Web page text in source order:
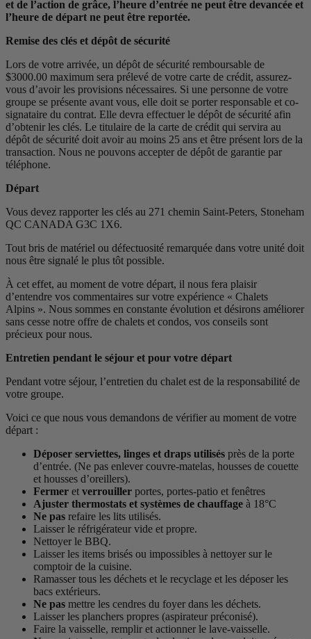
et de l’action de grâce, l’heure d’entrée ne peut être devancée et
l’heure de départ ne peut être reportée.
Remise des clés et dépôt de sécurité
Lors de votre arrivée, un dépôt de sécurité remboursable de
$3000.00 maximum sera prélevé de votre carte de crédit, assurez-
vous d’avoir les provisions nécessaires. Si une personne de votre
groupe se présente avant vous, elle doit se porter responsable et co-
signataire du contrat. Elle devra effectuer le dépôt de sécurité afin
d’obtenir les clés. Le titulaire de la carte de crédit qui servira au
dépôt de sécurité doit avoir au moins 25 ans et être présent lors de la
transaction. Nous ne pouvons accepter de dépôt de garantie par
téléphone.
Départ
Vous devez rapporter les clés au 271 chemin Saint-Peters, Stoneham
QC CANADA G3C 1X6.
Tout bris de matériel ou défectuosité remarquée dans votre unité doit
nous être signalé le plus tôt possible.
À cet effet, au moment de votre départ, il nous fera plaisir
d’entendre vos commentaires sur votre expérience « Chalets
Alpins ». Nous sommes en constante évolution et désirons améliorer
sans cesse notre offre de chalets et condos, vos conseils sont
précieux pour nous.
Entretien pendant le séjour et pour votre départ
Pendant votre séjour, l’entretien du chalet est de la responsabilité de
votre groupe.
Voici ce que nous vous demandons de vérifier au moment de votre
départ :
Déposer serviettes, linges et draps utilisés près de la porte
d’entrée. (Ne pas enlever couvre-matelas, housses de couette
et housses d’oreillers).
Fermer et verrouiller portes, portes-patio et fenêtres
Ajuster thermostats et systèmes de chauffage à 18°C
Ne pas refaire les lits utilisés.
Laisser le réfrigérateur vide et propre.
Nettoyer le BBQ.
Laisser les items brisés ou impossibles à nettoyer sur le
comptoir de la cuisine.
Ramasser tous les déchets et le recyclage et les déposer les
bacs extérieurs.
Ne pas mettre les cendres du foyer dans les déchets.
Laisser les planchers propres (aspirateur préconisé).
Faire la vaisselle, remplir et actionner le lave-vaisselle.